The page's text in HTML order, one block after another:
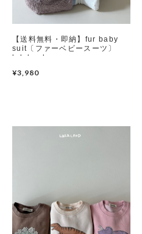
【送料無料・即納】fur baby
suit〔ファーベビースーツ〕
lalaland
¥3,980